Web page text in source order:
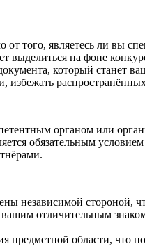
того, являетесь ли вы
выделиться на фоне
который станет
органом или
обязательным
независимой стороной,
отличительным
области, что